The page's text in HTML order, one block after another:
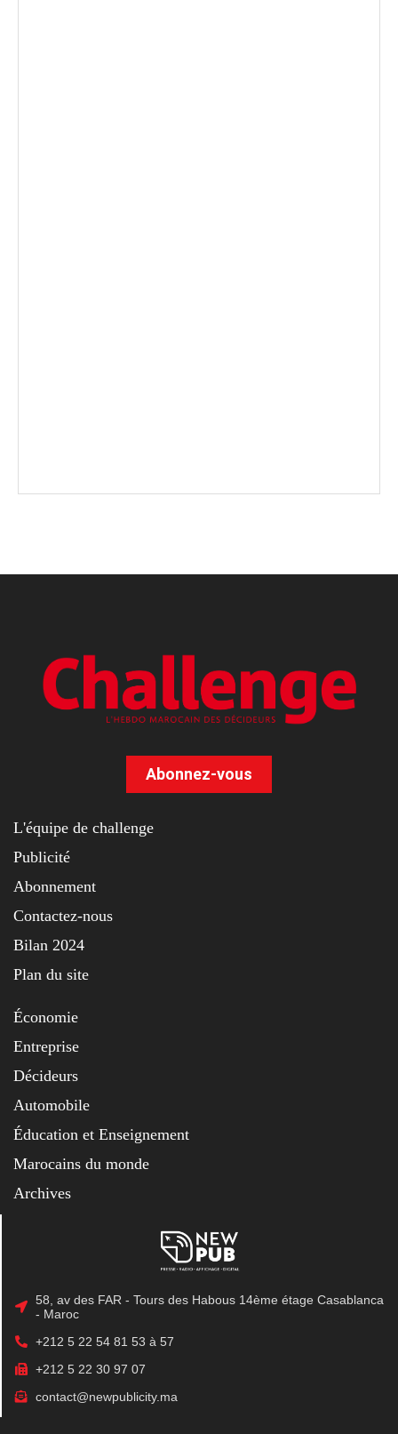
Abonnez-vous
L'équipe de challenge
Publicité
Abonnement
Contactez-nous
Bilan 2024
Plan du site
Économie
Entreprise
Décideurs
Automobile
Éducation et Enseignement
Marocains du monde
Archives
58, av des FAR - Tours des Habous 14ème étage Casablanca
- Maroc
+212 5 22 54 81 53 à 57
+212 5 22 30 97 07
contact@newpublicity.ma